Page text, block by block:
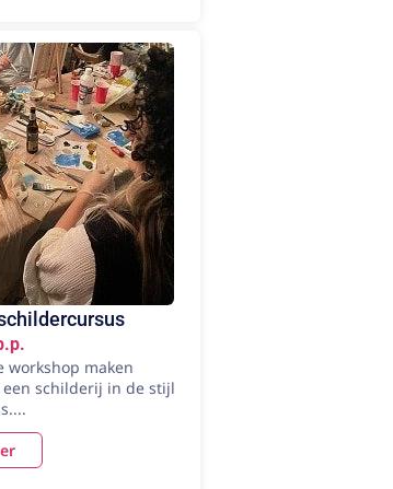
workshop maken
schilderij in de stijl